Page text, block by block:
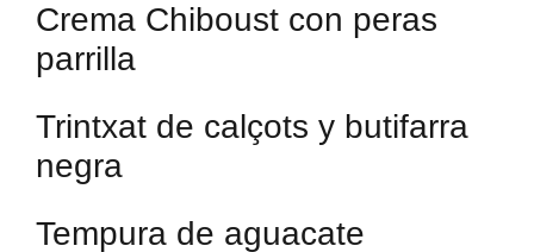
Crema Chiboust con peras
parrilla
Trintxat de calçots y butifarra
negra
Tempura de aguacate